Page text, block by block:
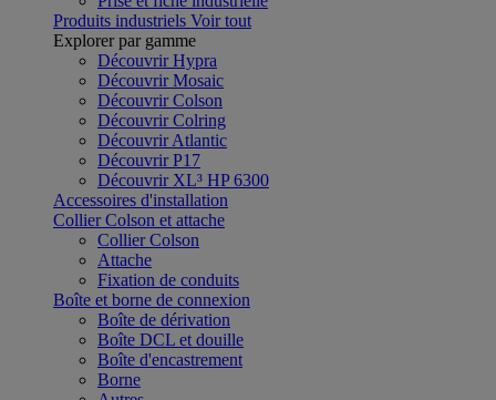
Produits industriels Voir tout
Explorer par gamme
Découvrir Hypra
Découvrir Mosaic
Découvrir Colson
Découvrir Colring
Découvrir Atlantic
Découvrir P17
Découvrir XL³ HP 6300
Accessoires d'installation
Collier Colson et attache
Collier Colson
Attache
Fixation de conduits
Boîte et borne de connexion
Boîte de dérivation
Boîte DCL et douille
Boîte d'encastrement
Borne